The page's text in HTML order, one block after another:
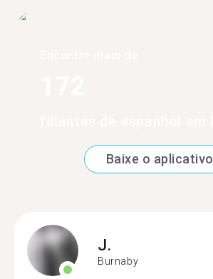
Baixe o aplicativo
J.
Burnaby